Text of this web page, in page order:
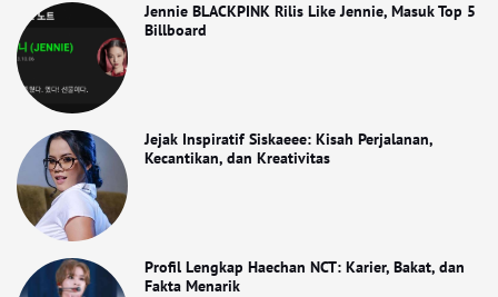
Jennie BLACKPINK Rilis Like Jennie, Masuk Top 5
Billboard
Jejak Inspiratif Siskaeee: Kisah Perjalanan,
Kecantikan, dan Kreativitas
Profil Lengkap Haechan NCT: Karier, Bakat, dan
Fakta Menarik